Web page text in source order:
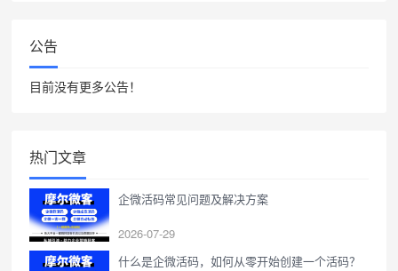
公告
目前没有更多公告！
热门文章
企微活码常见问题及解决方案
2026-07-29
什么是企微活码，如何从零开始创建一个活码？